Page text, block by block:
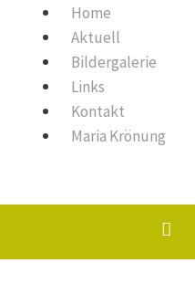
Home
Aktuell
Bildergalerie
Links
Kontakt
Maria Krönung